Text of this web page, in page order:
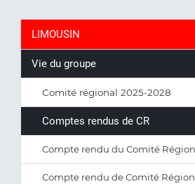
LIMOUSIN
Vie du groupe
Comité régional 2025-2028
Comptes rendus de CR
Compte rendu du Comité
Compte rendu de Comité